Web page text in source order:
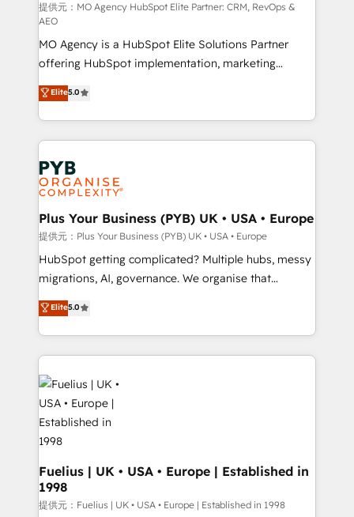
and implementation. - Pre-built and custom
integrations across your full tech stack. - Custom
object setup, CMS builds, and full-funnel automation.
- Dashboards, lifecycle campaigns, and lead
nurturing sequences. - Cross-hub setup across
Marketing, Sales, Operations, and Service Hubs. -
Ongoing optimization, managed support, and
scalable retainers. Let’s make HubSpot your most
powerful growth engine. Built to convert, scale, and
drive results.
提供元：MO Agency HubSpot Elite Partner: CRM, RevOps &
AEO
MO Agency is a HubSpot Elite Solutions Partner
offering HubSpot implementation, marketing
automation, CRM and RevOps consulting, data
architecture, sales enablement, lifecycle automation,
lead scoring and revenue reporting. HubSpot,
Salesforce and integrated enterprise stacks. Digital
Marketing, Answer Engine Optimisation, and
Generative Engine Optimisation (AI Search),
HubSpot Content Hub, WordPress development,
B2B SEO, paid media, and content. We work with
enterprise and growth-led companies across
technology, professional services, financial services
and industrial sectors. Offices in Johannesburg, Cape
implementations delivered. AI visibility coverage
across ChatGPT, Claude, Perplexity, Gemini and
Innovation HubSpot Impact Award - Platform
Migration Excellence HubSpot Impact Award -
Platform Excellence 35+ full-time HubSpot
professionals.
Elite5.0
Plus Your Business (PYB) UK • USA • Europe
提供元：Plus Your Business (PYB) UK • USA • Europe
HubSpot getting complicated? Multiple hubs, messy
migrations, AI, governance. We organise that
complexity, so your team can put HubSpot to work...
Welcome to our Profile! We help with: • CRM
implementation, reports, workflows, and team
training • CRM migration from Salesforce, Pipedrive,
Dynamics and others • Technical projects including
custom API integrations with ERP (and other
systems) • AI governance for HubSpot-centred
operations A little about us: • Boutique 'Elite' team of
12 • 150+ clients across Sales Hub, Marketing Hub,
Service Hub, Data Hub and CMS • ISO/IEC
27001:2022, ISO 9001:2015, and ISO 42001:2023
certified - the AI management standard • GuardHub:
Elite5.0
Fuelius | UK • USA • Europe | Established in
1998
提供元：Fuelius | UK • USA • Europe | Established in 1998